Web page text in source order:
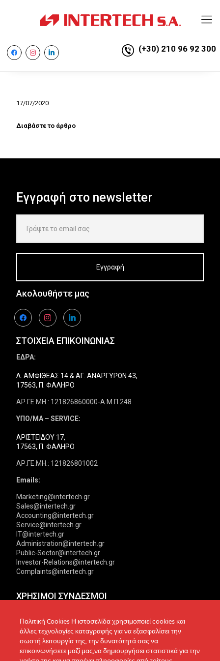
facebookinstagramlinkedin (+30) 210 96 92 300
17/07/2020
Διαβάστε το άρθρο
Εγγραφή στο newsletter
Ακολουθήστε μας
facebookinstagramlinkedin
ΣΤΟΙΧΕΙΑ ΕΠΙΚΟΙΝΩΝΙΑΣ
ΕΔΡΑ:
Λ. ΑΜΦΙΘΕΑΣ 14 & ΑΓ. ΑΝΑΡΓΥΡΩΝ 43,
17563, Π. ΦΑΛΗΡΟ
ΑΡ.ΓΕ.ΜΗ.: 121826860000-Α.Μ.Π 248
ΥΠΟ/ΜΑ – SERVICE:
ΑΡΙΣΤΕΙΔΟΥ 17,
17563, Π. ΦΑΛΗΡΟ
ΑΡ.ΓΕ.ΜΗ.: 121826801002
Emails:
Marketing@intertech.gr
Sales@intertech.gr
Accounting@intertech.gr
Service@intertech.gr
IT@intertech.gr
Administration@intertech.gr
Public-Sector@intertech.gr
Investor-Relations@intertech.gr
Complaints@intertech.gr
ΧΡΗΣΙΜΟΙ ΣΥΝΔΕΣΜΟΙ
Αντιπροσωπείες
Δίκτυο συνεργατών
Τεχνική υποστήριξη
Πολιτική Απορρήτου
Πολιτική Cookies
Πολιτική Προστασίας
Πολιτική Cookies Η ιστοσελίδα χρησιμοποιεί cookies και
άλλες τεχνολογίες καταγραφής για να εξασφαλίσει την
σωστή λειτουργία της, την δυνατότητά σας να
επικοινωνήσετε μαζί μας,να δημιουργήσει στατιστικά για την